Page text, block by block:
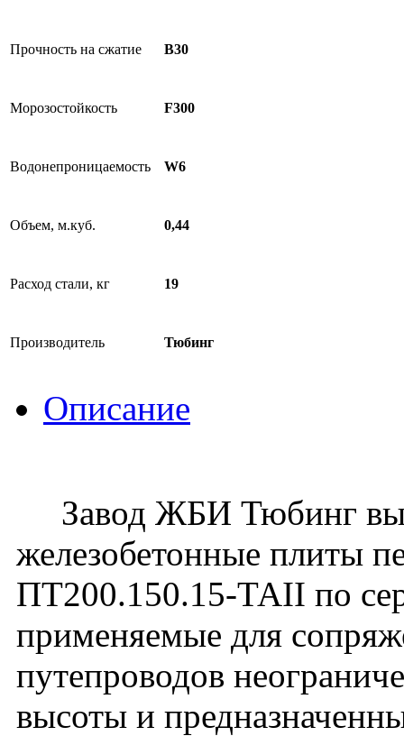
Прочность на сжатие B30
Морозостойкость F300
Водонепроницаемость W6
Объем, м.куб. 0,44
Расход стали, кг 19
Производитель Тюбинг
Описание
Завод ЖБИ Тюбинг
железобетонные плиты
ПТ200.150.15-ТАII по
применяемые для
путепроводов
высоты и